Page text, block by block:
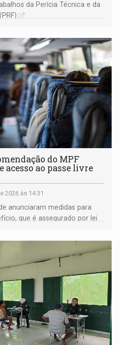
da Perícia Técnica e da
do MPF
acesso ao passe livre
2026 às 14:31
anunciaram medidas para
que é assegurado por lei